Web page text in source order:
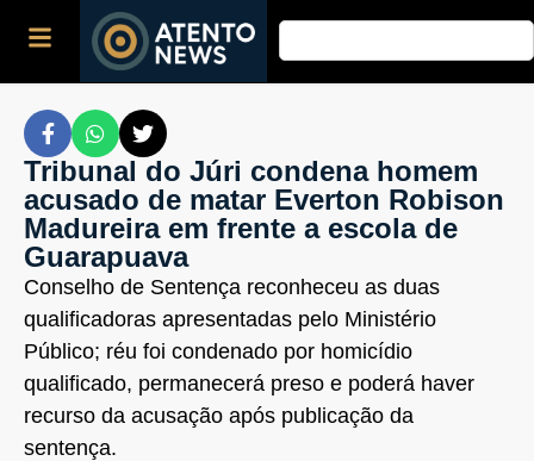
Tribunal do Júri condena homem
acusado de matar Everton Robison
Madureira em frente a escola de
Guarapuava
Conselho de Sentença reconheceu as duas
qualificadoras apresentadas pelo Ministério
Público; réu foi condenado por homicídio
qualificado, permanecerá preso e poderá haver
recurso da acusação após publicação da
sentença.